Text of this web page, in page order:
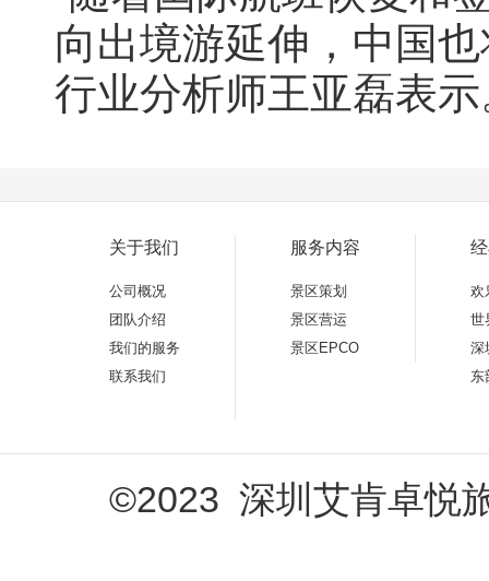
向出境游延伸，中国
行业分析师王亚磊表
关于我们
公司概况
团队介绍
我们的服务
联系我们
服务内容
景区策划
景区营运
景区EPCO
欢
世
深
东
©2023 深圳艾肯卓悦